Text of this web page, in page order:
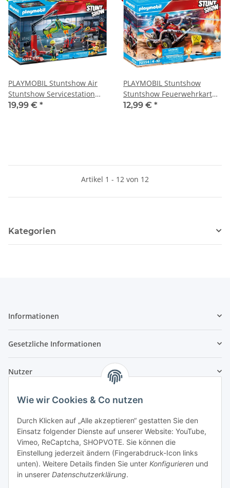
Wie wir Cookies & Co nutzen
Durch Klicken auf „Alle akzeptieren“ gestatten Sie den
Einsatz folgender Dienste auf unserer Website: YouTube,
Vimeo, ReCaptcha, SHOPVOTE. Sie können die
Einstellung jederzeit ändern (Fingerabdruck-Icon links
unten). Weitere Details finden Sie unter Konfigurieren und
in unserer Datenschutzerklärung.
PLAYMOBIL Stuntshow Air
Stuntshow Servicestation
70834
19,99 € *
PLAYMOBIL Stuntshow
Stuntshow Feuerwehrkart
70554
12,99 € *
Artikel 1 - 12 von 12
Kategorien
Informationen
Gesetzliche Informationen
Nutzer